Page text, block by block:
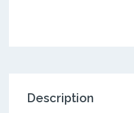
Description